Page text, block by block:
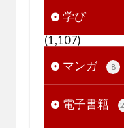
学び
(1,107)
マンガ
8
電子書籍